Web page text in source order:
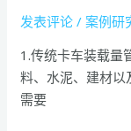
发表评论 /案例研
1.传统卡车装载量
料、水泥、建材以
需要
光
雷
达
的
动